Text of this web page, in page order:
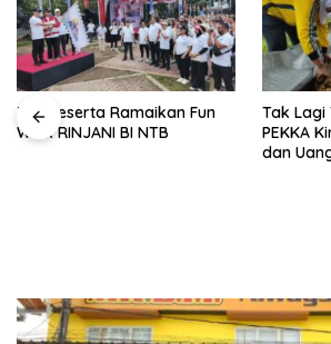
750 Peserta Ramaikan Fun
Walk RINJANI BI NTB
Tak Lagi
PEKKA
dan